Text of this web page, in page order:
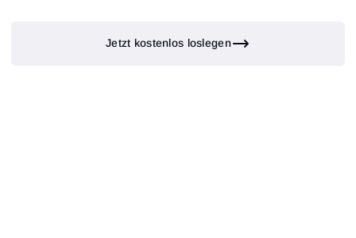
Jetzt kostenlos loslegen